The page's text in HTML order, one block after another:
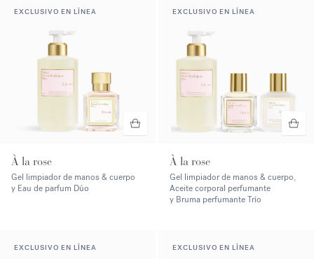
EXCLUSIVO EN LÍNEA
À la rose
Gel limpiador de manos & cuerpo
y Eau de parfum Dúo
EXCLUSIVO EN LÍNEA
À la rose
Gel limpiador de manos & cuerpo,
Aceite corporal perfumante
y Bruma perfumante Trío
EXCLUSIVO EN LÍNEA EXCLUSIVO EN LÍNEA